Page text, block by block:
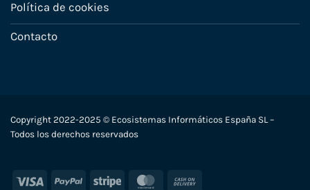
Política de cookies
Contacto
Copyright 2022-2025 © Ecosistemas Informáticos España SL –
Todos los derechos reservados
Visa PayPal Stripe MasterCard